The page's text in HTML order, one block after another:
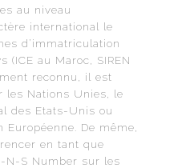
au niveau
international le
d’immatriculation
(ICE au Maroc, SIREN
reconnu, il est
les Nations Unies, le
des Etats-Unis ou
De même,
en tant que
N-S Number sur les